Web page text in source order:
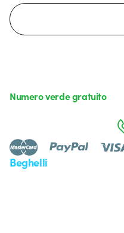
Beghelli
Numero verde gratuito